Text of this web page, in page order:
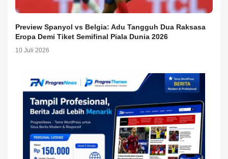
Preview Spanyol vs Belgia: Adu Tangguh Dua Raksasa
Eropa Demi Tiket Semifinal Piala Dunia 2026
10 Juli 2026